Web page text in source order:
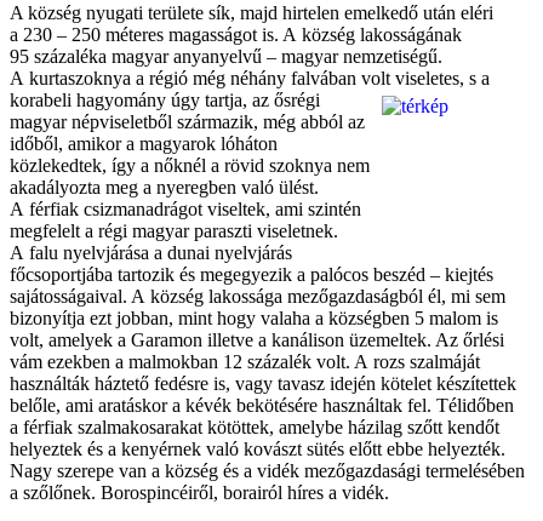
A község nyugati területe sík, majd hirtelen emelkedő után eléri
a 230 – 250 méteres magasságot is. A község lakosságának
95 százaléka magyar anyanyelvű – magyar nemzetiségű.
A kurtaszoknya a régió még néhány falvában volt viseletes, s a
korabeli hagyomány úgy tartja, az ősrégi
magyar népviseletből származik, még abból az
időből, amikor a magyarok lóháton
közlekedtek, így a nőknél a rövid szoknya nem
akadályozta meg a nyeregben való ülést.
A férfiak csizmanadrágot viseltek, ami szintén
megfelelt a régi magyar paraszti viseletnek.
A falu nyelvjárása a dunai nyelvjárás
főcsoportjába tartozik és megegyezik a palócos beszéd – kiejtés
sajátosságaival. A község lakossága mezőgazdaságból él, mi sem
bizonyítja ezt jobban, mint hogy valaha a községben 5 malom is
volt, amelyek a Garamon illetve a kanálison üzemeltek. Az őrlési
vám ezekben a malmokban 12 százalék volt. A rozs szalmáját
használták háztető fedésre is, vagy tavasz idején kötelet készítettek
belőle, ami aratáskor a kévék bekötésére használtak fel. Télidőben
a férfiak szalmakosarakat kötöttek, amelybe házilag szőtt kendőt
helyeztek és a kenyérnek való kovászt sütés előtt ebbe helyezték.
Nagy szerepe van a község és a vidék mezőgazdasági termelésében
a szőlőnek. Borospincéiről, borairól híres a vidék.